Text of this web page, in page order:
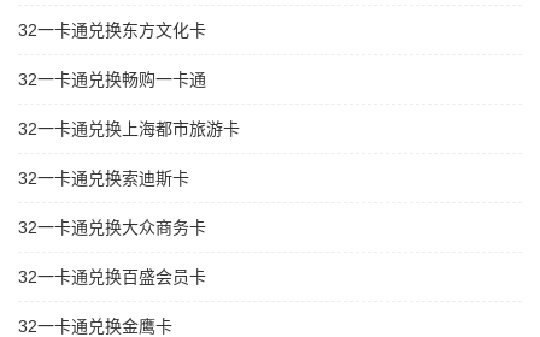
32一卡通兑换东方文化卡
32一卡通兑换畅购一卡通
32一卡通兑换上海都市旅游卡
32一卡通兑换索迪斯卡
32一卡通兑换大众商务卡
32一卡通兑换百盛会员卡
32一卡通兑换金鹰卡